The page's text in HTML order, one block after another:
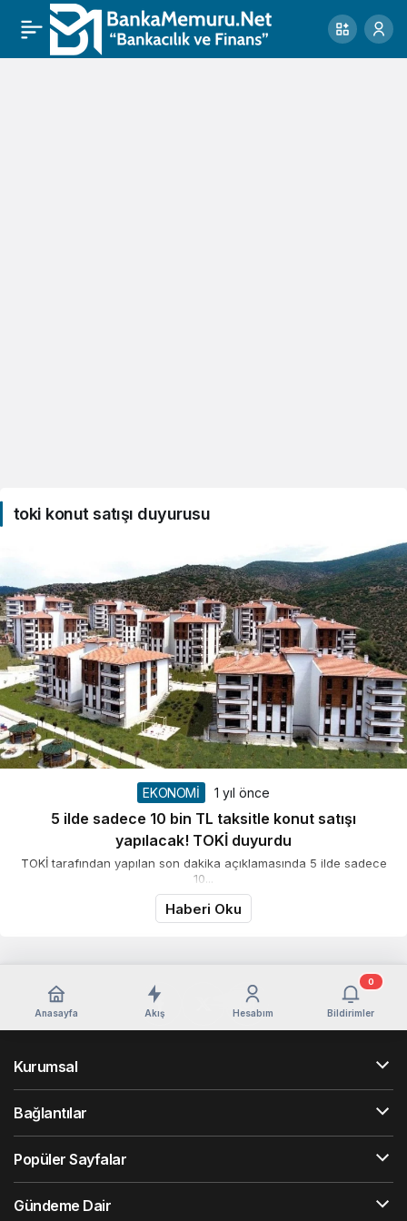
toki konut satışı duyurusu
EKONOMİ 1 yıl önce
5 ilde sadece 10 bin TL taksitle konut satışı
yapılacak! TOKİ duyurdu
TOKİ tarafından yapılan son dakika açıklamasında 5 ilde sadece
10...
Haberi Oku
Anasayfa Akış Hesabım Bildirimler
0
Kurumsal
Bağlantılar
Popüler Sayfalar
Gündeme Dair